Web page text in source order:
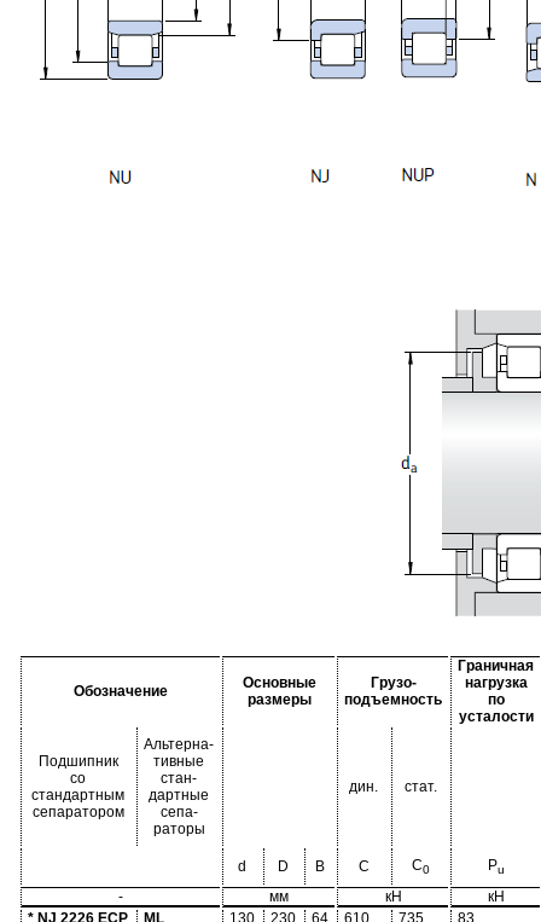
Обозначение
Основные
размеры
Грузо-
подъемность
Граничная
нагрузка
по
усталости
Подшипник
со
стандартным
сепаратором
Альтерна-
тивные
стан-
дартные
сепа-
раторы
дин. стат.
d D B C C0 Pu
- мм кН
кН
* NJ 2226 ECP
ML 130 230 64 610 735 83